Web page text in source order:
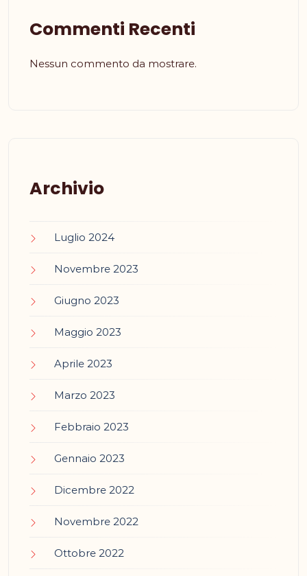
Commenti Recenti
Nessun commento da mostrare.
Archivio
Luglio 2024
Novembre 2023
Giugno 2023
Maggio 2023
Aprile 2023
Marzo 2023
Febbraio 2023
Gennaio 2023
Dicembre 2022
Novembre 2022
Ottobre 2022